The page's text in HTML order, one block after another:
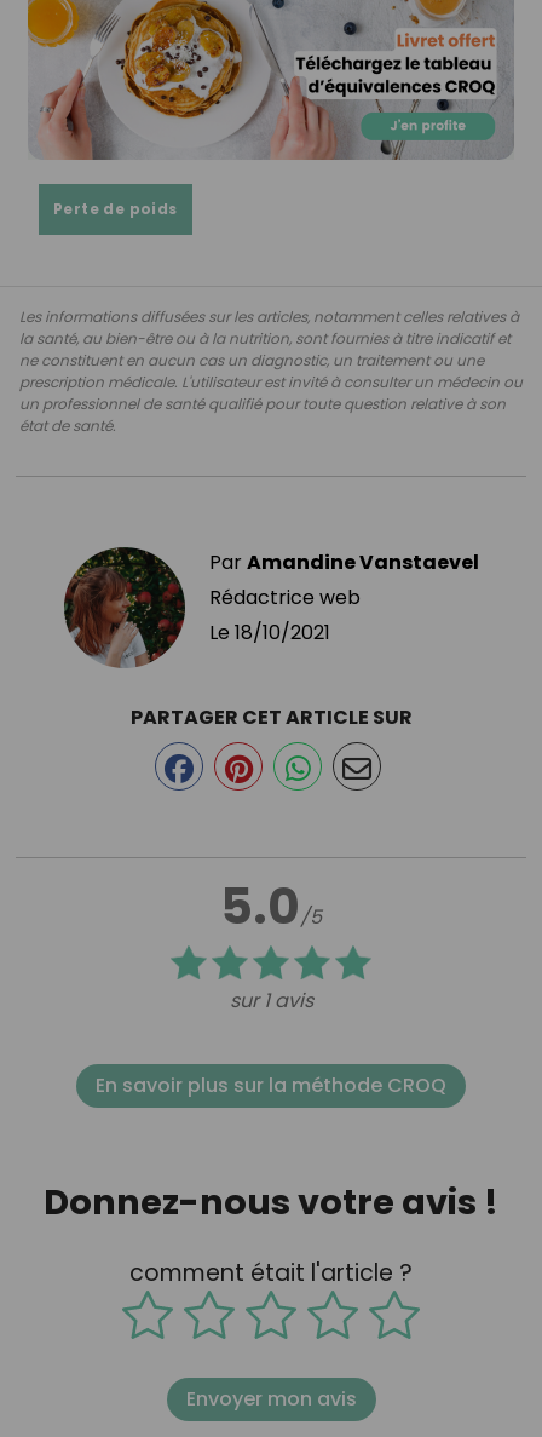
Perte de poids
Les informations diffusées sur les articles, notamment celles relatives à
la santé, au bien-être ou à la nutrition, sont fournies à titre indicatif et
ne constituent en aucun cas un diagnostic, un traitement ou une
prescription médicale. L'utilisateur est invité à consulter un médecin ou
un professionnel de santé qualifié pour toute question relative à son
état de santé.
ParAmandine Vanstaevel
Rédactrice web
Le 18/10/2021
5.0/5
sur 1 avis
PARTAGER CET ARTICLE SUR
En savoir plus sur la méthode CROQ
Donnez-nous votre avis !
comment était l'article ?
Envoyer mon avis